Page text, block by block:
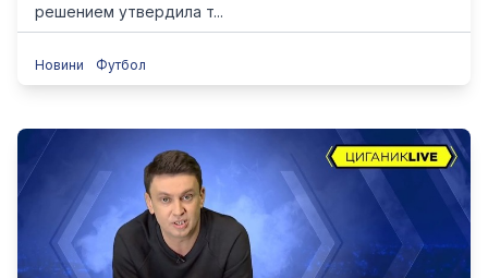
решением утвердила т...
Новини Футбол